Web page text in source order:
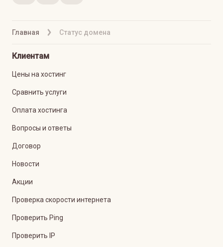
Главная Статус домена
Клиентам
Цены на хостинг
Сравнить услуги
Оплата хостинга
Вопросы и ответы
Договор
Новости
Акции
Проверка скорости интернета
Проверить Ping
Проверить IP